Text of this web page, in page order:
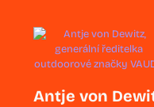
Antje von